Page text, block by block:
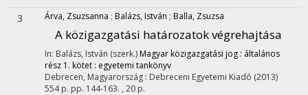
3 Árva, Zsuzsanna ; Balázs, István ; Balla, Zsuzsa
A közigazgatási határozatok végrehajtása
In: Balázs, István (szerk.) Magyar közigazgatási jog : általános
rész 1. kötet : egyetemi tankönyv
Debrecen, Magyarország : Debreceni Egyetemi Kiadó (2013)
554 p. pp. 144-163. , 20 p.